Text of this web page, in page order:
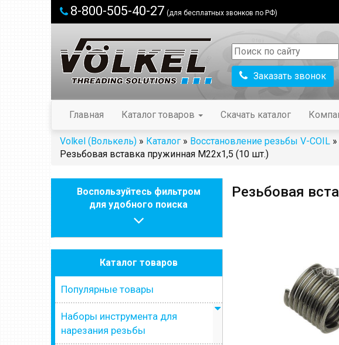
8-800-505-40-27 (для бесплатных звонков по РФ)
Заказать звонок
Главная Каталог товаров Скачать каталог
Volkel (Волькель) » Каталог » Восстановление резьбы V-COIL »
Резьбовая вставка пружинная M22x1,5 (10 шт.)
Воспользуйтесь фильтром
для удобного поиска
Каталог товаров
Популярные товары
Наборы инструмента для
нарезания резьбы
Резьбовая